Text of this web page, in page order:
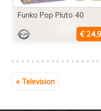
Funko Pop Pluto 40
« Television